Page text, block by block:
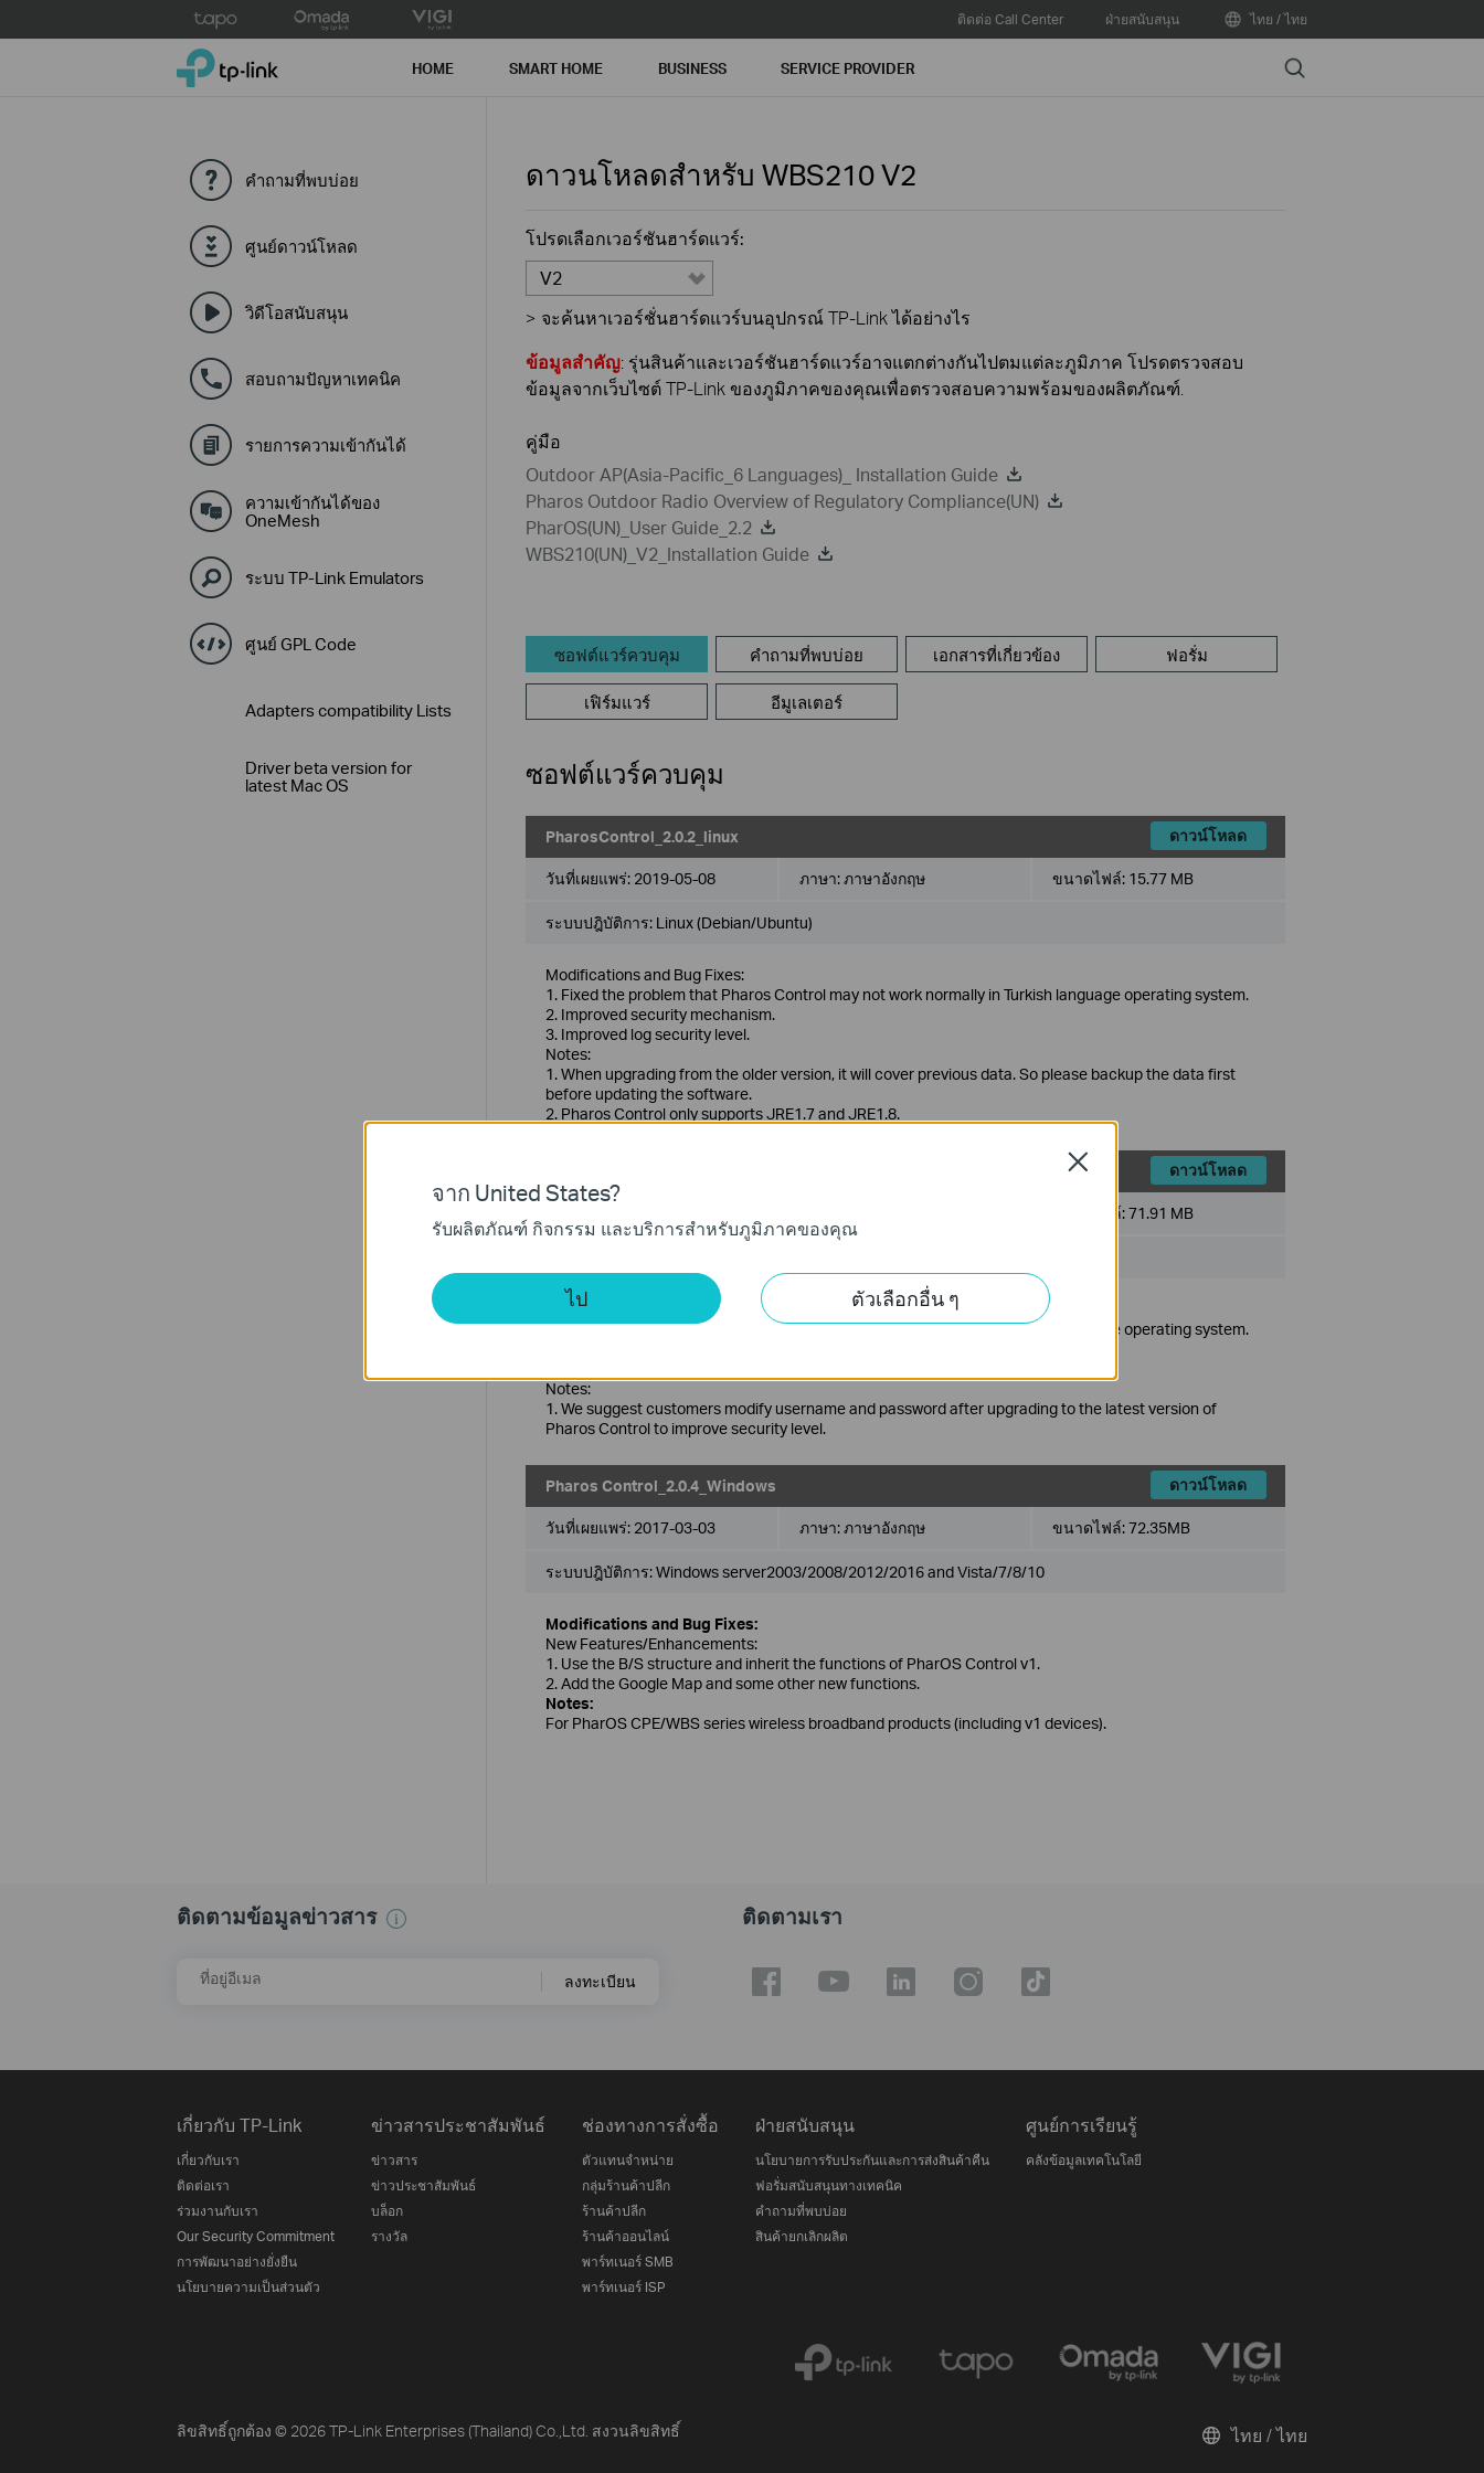
to
ติดต่อ Call Center ฝ่ายสนับสนุน ไทย / ไทย
TP-Link, Reliably Smart HOME SMART HOME BUSINESS SERVICE PROVIDER Search
คำถามที่พบบ่อย
ศูนย์ดาวน์โหลด
วิดีโอสนับสนุน
สอบถามปัญหาเทคนิค
รายการความเข้ากันได้
ความเข้ากันได้ของ
OneMesh
ระบบ TP-Link Emulators
ศูนย์ GPL Code
Adapters compatibility Lists
Driver beta version for
latest Mac OS
ดาวนโหลดสำหรับ WBS210V2
โปรดเลือกเวอร์ชันฮาร์ดแวร์:
V2
> จะค้นหาเวอร์ชั่นฮาร์ดแวร์บนอุปกรณ์ TP-Link ได้อย่างไร
ข้อมูลสำคัญ: รุ่นสินค้าและเวอร์ชันฮาร์ดแวร์อาจแตกต่างกันไปตมแต่ละภูมิภาค โปรดตรวจสอบ
ข้อมูลจากเว็บไซต์ TP-Link ของภูมิภาคของคุณเพื่อตรวจสอบความพร้อมของผลิตภัณฑ์.
คู่มือ
Outdoor AP(Asia-Pacific_6 Languages)_ Installation Guide
Pharos Outdoor Radio Overview of Regulatory Compliance(UN)
PharOS(UN)_User Guide_2.2
WBS210(UN)_V2_Installation Guide
ซอฟต์แวร์ควบคุม คำถามที่พบบ่อย เอกสารที่เกี่ยวข้อง ฟอรั่ม
เฟิร์มแวร์ อีมูเลเตอร์
ซอฟต์แวร์ควบคุม
PharosControl_2.0.2_linux ดาวน์โหลด
วันที่เผยแพร่: 2019-05-08 ภาษา:ภาษาอังกฤษ ขนาดไฟล์: 15.77 MB
ระบบปฎิบัติการ: Linux (Debian/Ubuntu)
Modifications and Bug Fixes:
1. Fixed the problem that Pharos Control may not work normally in Turkish language operating system.
2. Improved security mechanism.
3. Improved log security level.
Notes:
1. When upgrading from the older version, it will cover previous data. So please backup the data first
before updating the software.
2. Pharos Control only supports JRE1.7 and JRE1.8.
ดาวน์โหลด
ขนาดไฟล์:71.91 MB
Modifications and Bug Fixes:
1. Fixed the problem that Pharos Control may not work normally in Turkish language operating system.
Notes:
1. We suggest customers modify username and password after upgrading to the latest version of
Pharos Control to improve security level.
Pharos Control_2.0.4_Windows ดาวน์โหลด
วันที่เผยแพร่: 2017-03-03 ภาษา:ภาษาอังกฤษ ขนาดไฟล์:72.35MB
ระบบปฎิบัติการ: Windows server2003/2008/2012/2016 and Vista/7/8/10
Modifications and Bug Fixes:
New Features/Enhancements:
1. Use the B/S structure and inherit the functions of PharOS Control v1.
2. Add the Google Map and some other new functions.
Notes:
For PharOS CPE/WBS series wireless broadband products (including v1 devices).
ติดตามข้อมูลข่าวสาร
ที่อยู่อีเมล ลงทะเบียน
ติดตามเรา
เกี่ยวกับ TP-Link
เกี่ยวกับเรา
ติดต่อเรา
ร่วมงานกับเรา
Our Security Commitment
การพัฒนาอย่างยั่งยืน
นโยบายความเป็นส่วนตัว
ข่าวสารประชาสัมพันธ์
ข่าวสาร
ข่าวประชาสัมพันธ์
บล็อก
รางวัล
ช่องทางการสั่งซื้อ
ตัวแทนจำหน่าย
กลุ่มร้านค้าปลีก
ร้านค้าปลีก
ร้านค้าออนไลน์
พาร์ทเนอร์ SMB
พาร์ทเนอร์ ISP
ฝ่ายสนับสนุน
นโยบายการรับประกันและการส่งสินค้าคืน
ฟอรั่มสนับสนุนทางเทคนิค
คำถามที่พบบ่อย
สินค้ายกเลิกผลิต
ศูนย์การเรียนรู้
คลังข้อมูลเทคโนโลยี
ลิขสิทธิ์ถูกต้อง © 2026 TP-Link Enterprises (Thailand) Co.,Ltd. สงวนลิขสิทธิ์ ไทย / ไทย
จาก United States?
รับผลิตภัณฑ์ กิจกรรม และบริการสำหรับภูมิภาคของคุณ
ไป ตัวเลือกอื่น ๆ
Close